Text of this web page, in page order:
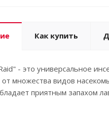
Как купить
- это универсальное
от множества видов
приятным запахом